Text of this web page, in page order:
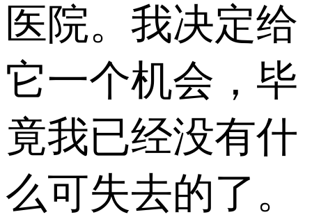
医院。我决定给
它一个机会，毕
竟我已经没有什
么可失去的了。